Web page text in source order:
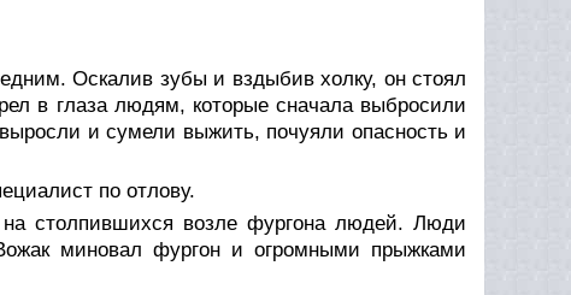
Оскалив зубы и вздыбив холку, он стоял
в глаза людям, которые сначала выбросили
и сумели выжить, почуяли опасность и
по отлову.
столпившихся возле фургона людей. Люди
миновал фургон и огромными прыжками